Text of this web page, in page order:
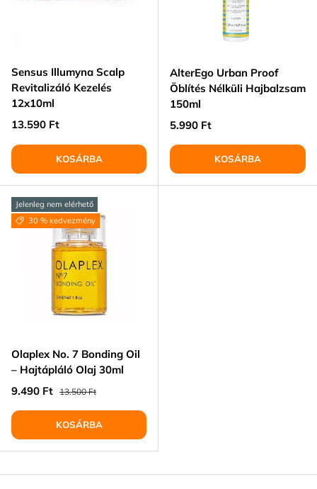
Sensus Illumyna Scalp
Revitalizáló Kezelés
12x10ml
Normál ár
13.590 Ft
KOSÁRBA
AlterEgo Urban Proof
Öblítés Nélküli Hajbalzsam
150ml
Normál ár
5.990 Ft
KOSÁRBA
Jelenleg nem elérhető
30 % kedvezmény
Olaplex No. 7 Bonding Oil
– Hajtápláló Olaj 30ml
Eladási ár
9.490 Ft Normál ár
13.500 Ft
KOSÁRBA